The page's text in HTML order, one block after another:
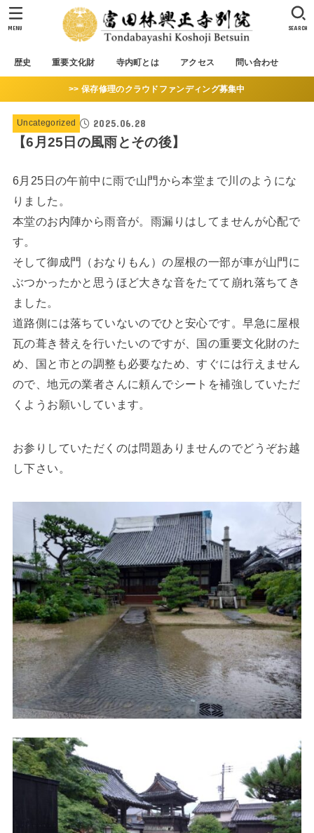
歴史 重要文化財 寺内町とは アクセス 問い合わせ
SEARCH
MENU
>> 保存修理のクラウドファンディング募集中
Uncategorized 2025.06.28
【6月25日の風雨とその後】
6月25日の午前中に雨で山門から本堂まで川のようにな
りました。
本堂のお内陣から雨音が。雨漏りはしてませんが心配で
す。
そして御成門（おなりもん）の屋根の一部が車が山門に
ぶつかったかと思うほど大きな音をたてて崩れ落ちてき
ました。
道路側には落ちていないのでひと安心です。早急に屋根
瓦の葺き替えを行いたいのですが、国の重要文化財のた
め、国と市との調整も必要なため、すぐには行えません
ので、地元の業者さんに頼んでシートを補強していただ
くようお願いしています。
お参りしていただくのは問題ありませんのでどうぞお越
し下さい。